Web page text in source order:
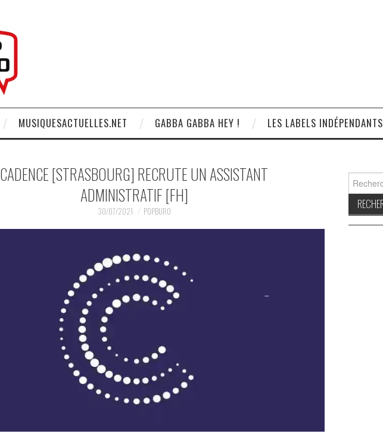
MUSIQUESACTUELLES.NET GABBA GABBA HEY ! LES LABELS INDÉPENDANTS
CADENCE [STRASBOURG] RECRUTE UN ASSISTANT
ADMINISTRATIF [FH]
30/07/2021 POPBURO